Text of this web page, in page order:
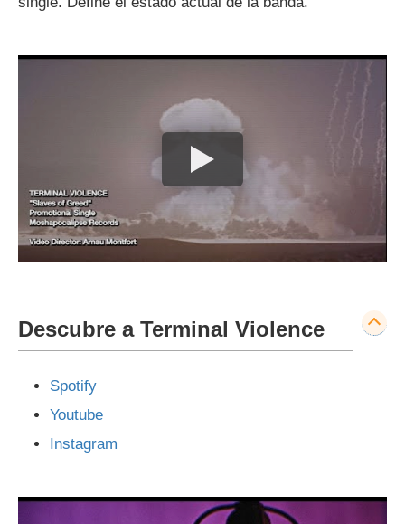
Descubre a Terminal Violence
Spotify
Youtube
Instagram